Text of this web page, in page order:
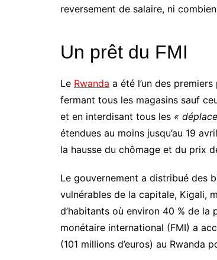
reversement de salaire, ni
Un prêt du FMI
Le Rwanda a été l’un des
fermant tous les magasins sauf
et en interdisant tous les «
étendues au moins jusqu’au 19
la hausse du chômage et du prix
Le gouvernement a distribué des
vulnérables de la capitale, Kigali,
d’habitants où environ 40 % de
monétaire international (FMI) a
(101 millions d’euros) au